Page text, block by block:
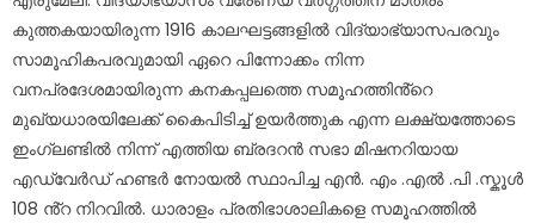
കുത്തകയായിരുന്ന 1916 കാലഘട്ടങ്ങളിൽ വിദ്യാഭ്യാസപരവും
സാമൂഹികപരവുമായി ഏറെ പിന്നോക്കം നിന്ന
വനപ്രദേശമായിരുന്ന കനകപ്പലത്തെ സമൂഹത്തിൻ്റെ
മുഖ്യധാരയിലേക്ക് കൈപിടിച്ച് ഉയർത്തുക എന്ന ലക്ഷ്യത്തോടെ
ഇംഗ്ലണ്ടിൽ നിന്ന് എത്തിയ ബ്രദറൻ സഭാ മിഷനറിയായ
എഡ്വേർഡ് ഹണ്ടർ നോയൽ സ്ഥാപിച്ച എൻ. എം .എൽ .പി .സ്കൂൾ
108 ൻ്റ നിറവിൽ. ധാരാളം പ്രതിഭാശാലികളെ സമൂഹത്തിൽ